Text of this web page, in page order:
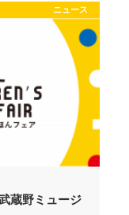
ニュース
蔵野ミュージ